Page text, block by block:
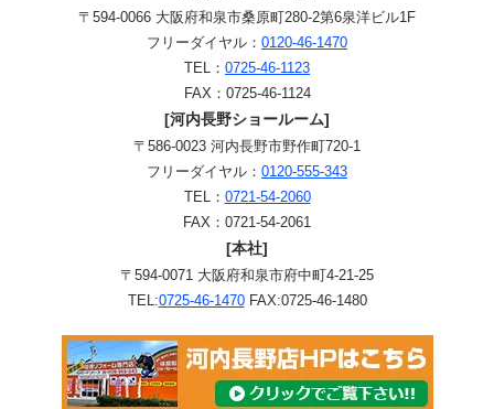
〒594-0066 大阪府和泉市桑原町280-2第6泉洋ビル1F
フリーダイヤル： 0120-46-1470
TEL： 0725-46-1123
FAX：0725-46-1124
[河内長野ショールーム]
〒586-0023 河内長野市野作町720-1
フリーダイヤル： 0120-555-343
TEL： 0721-54-2060
FAX：0721-54-2061
[本社]
〒594-0071 大阪府和泉市府中町4-21-25
TEL:0725-46-1470FAX:0725-46-1480